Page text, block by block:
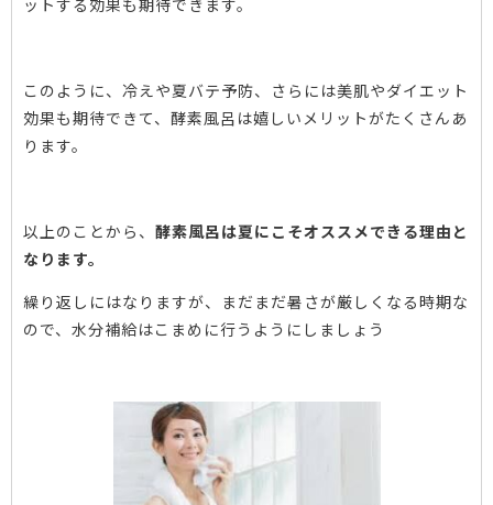
このように、冷えや夏バテ予防、さらには美肌やダイエット
効果も期待できて、酵素風呂は嬉しいメリットがたくさんあ
ります。
以上のことから、 酵素風呂は夏にこそオススメできる理由と
なります。
繰り返しにはなりますが、まだまだ暑さが厳しくなる時期な
ので、水分補給はこまめに行うようにしましょう